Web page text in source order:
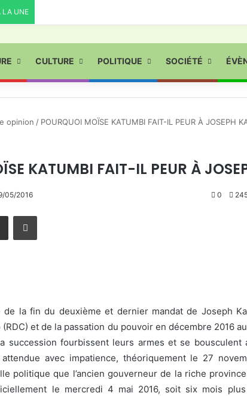
LA UNE
CULTURE POLITIQUE SOCIÉTÉ
opinion / POURQUOI MOÏSE KATUMBI FAIT-IL PEUR À JOSEPH
KATUMBI FAIT-IL PEUR À
05/2016 0
Partager par email Imprimer
de la fin du deuxième et dernier mandat de Joseph
et de la passation du pouvoir en décembre 2016
succession fourbissent leurs armes et se bousculent
avec impatience, théoriquement le 27
politique que l’ancien gouverneur de la riche
le mercredi 4 mai 2016, soit six mois